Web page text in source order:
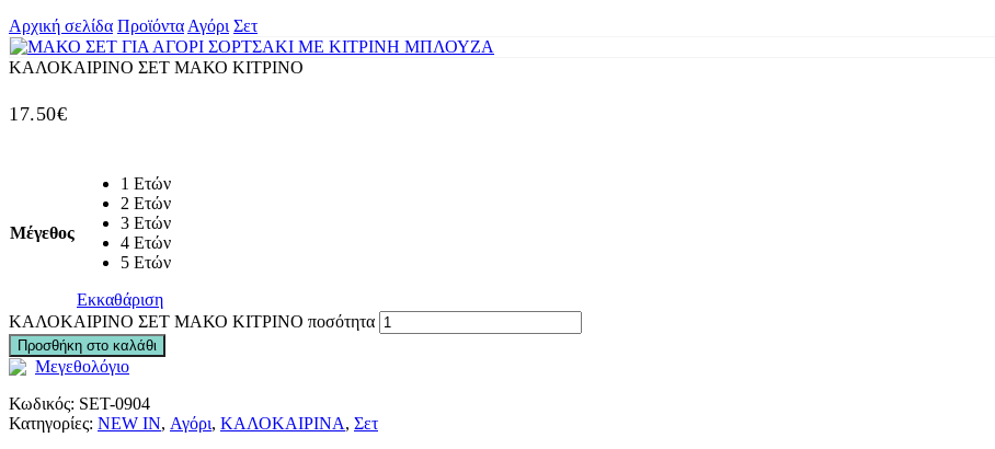
Αρχική σελίδα Προϊόντα Αγόρι Σετ
ΚΑΛΟΚΑΙΡΙΝΟ ΣΕΤ ΜΑΚΟ ΚΙΤΡΙΝΟ
17.50€
Μέγεθος
1 Ετών
2 Ετών
3 Ετών
4 Ετών
5 Ετών
Εκκαθάριση
ΚΑΛΟΚΑΙΡΙΝΟ ΣΕΤ ΜΑΚΟ ΚΙΤΡΙΝΟ ποσότητα
Προσθήκη στο καλάθι
Μεγεθολόγιο
Κωδικός: SET-0904
Κατηγορίες: NEW IN, Αγόρι, ΚΑΛΟΚΑΙΡΙΝΑ, Σετ